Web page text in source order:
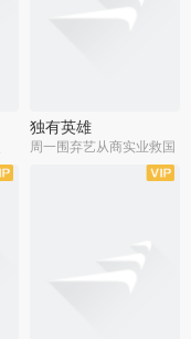
独有英雄
周一围弃艺从商实业救国